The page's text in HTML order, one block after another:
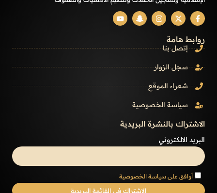
روابط هامة
إتصل بنا
سجل الزوار
شعراء الموقع
سياسة الخصوصية
الاشتراك بالنشرة البريدية
البريد الالكتروني
أوافق على سياسة الخصوصية